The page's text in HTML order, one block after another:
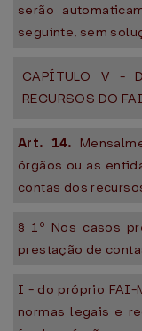
serão
seguinte, sem
CAPÍTULO V -
RECURSOS DO
Art. 14.
órgãos ou as
contas dos
§ 1º Nos casos
prestação de
I - do próprio FAI-
normas legais e